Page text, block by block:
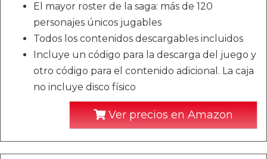
El mayor roster de la saga: más de 120
personajes únicos jugables
Todos los contenidos descargables incluidos
Incluye un código para la descarga del juego y
otro código para el contenido adicional. La caja
no incluye disco físico
Ver precios en Amazon